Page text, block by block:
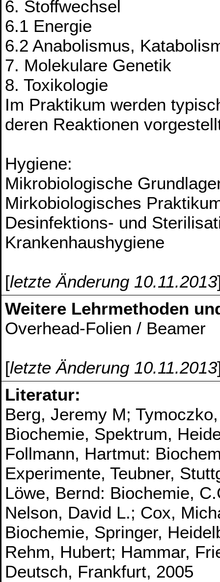
6. Stoffwechsel
6.1 Energie
6.2 Anabolismus,
7. Molekulare Genetik
8. Toxikologie
Im Praktikum werden
deren Reaktionen
Hygiene:
Mikrobiologische
Mirkobiologisches
Desinfektions- und
Krankenhaushygiene
[letzte Änderung 10.11.2013
Weitere Lehrmethoden
Overhead-Folien / Beamer
[letzte Änderung 10.11.2013
Literatur:
Berg, Jeremy M;
Biochemie, Spektrum,
Follmann, Hartmut:
Experimente, Teubner,
Löwe, Bernd: Biochemie,
Nelson, David L.; Cox,
Biochemie, Springer,
Rehm, Hubert; Hammar,
Deutsch, Frankfurt, 2005